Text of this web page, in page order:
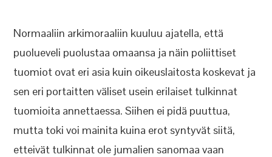
Normaaliin arkimoraaliin kuuluu ajatella, että
puolueveli puolustaa omaansa ja näin poliittiset
tuomiot ovat eri asia kuin oikeuslaitosta koskevat ja
sen eri portaitten väliset usein erilaiset tulkinnat
tuomioita annettaessa. Siihen ei pidä puuttua,
mutta toki voi mainita kuina erot syntyvät siitä,
etteivät tulkinnat ole jumalien sanomaa vaan